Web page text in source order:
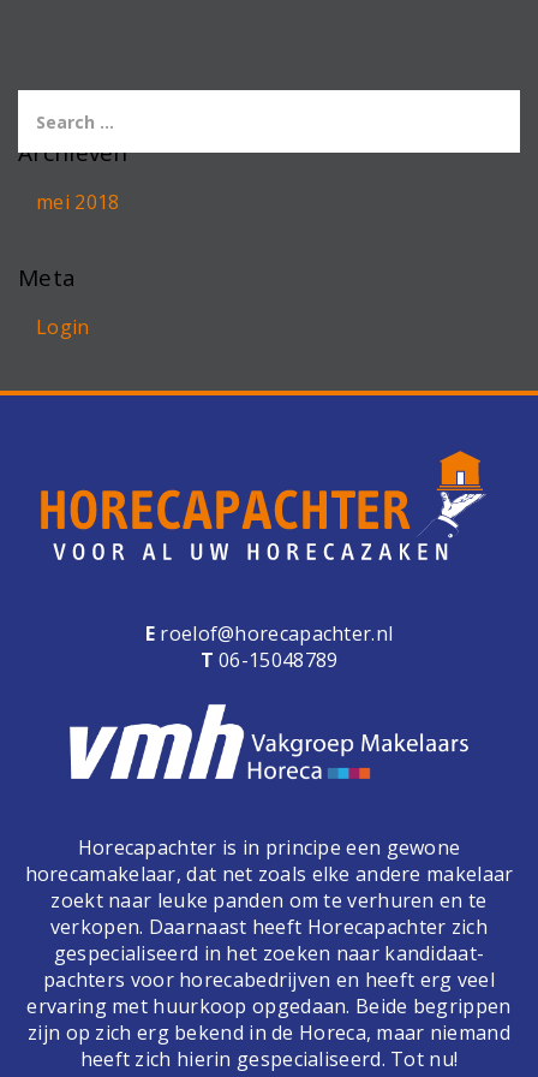
Archieven
mei 2018
Meta
Login
E roelof@horecapachter.nl
T 06-15048789
Horecapachter is in principe een gewone
horecamakelaar, dat net zoals elke andere makelaar
zoekt naar leuke panden om te verhuren en te
verkopen. Daarnaast heeft Horecapachter zich
gespecialiseerd in het zoeken naar kandidaat-
pachters voor horecabedrijven en heeft erg veel
ervaring met huurkoop opgedaan. Beide begrippen
zijn op zich erg bekend in de Horeca, maar niemand
heeft zich hierin gespecialiseerd. Tot nu!